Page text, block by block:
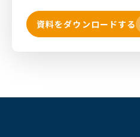
資料をダウンロードする